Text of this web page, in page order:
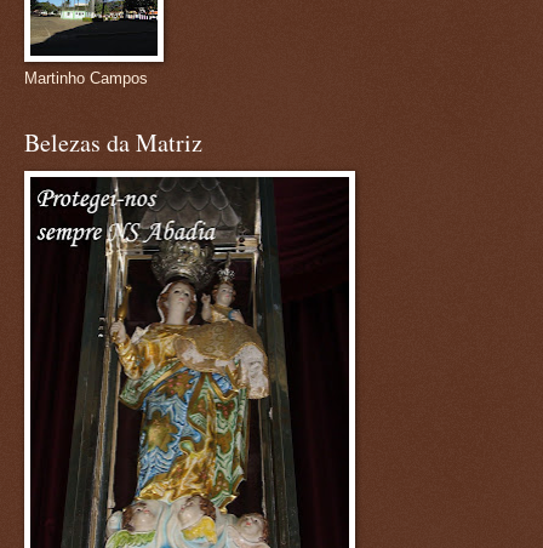
Martinho Campos
Belezas da Matriz